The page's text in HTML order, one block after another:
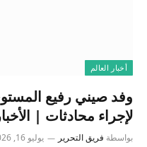
أخبار العالم
وفد صيني رفيع
لإجراء محادثات |
بواسطة فريق التحرير يوليو 16, 2026